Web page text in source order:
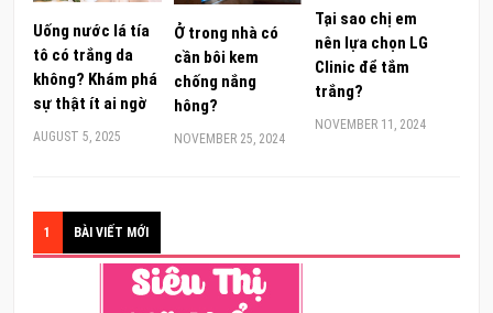
Uống nước lá tía
tô có trắng da
không? Khám phá
sự thật ít ai ngờ
AUGUST 5, 2025
Ở trong nhà có
cần bôi kem
chống nắng
hông?
NOVEMBER 25, 2024
Tại sao chị em
nên lựa chọn LG
Clinic để tắm
trắng?
NOVEMBER 11, 2024
1 BÀI VIẾT MỚI